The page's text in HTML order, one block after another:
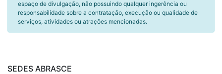
espaço de divulgação, não possuindo qualquer ingerência ou
responsabilidade sobre a contratação, execução ou qualidade de
serviços, atividades ou atrações mencionadas.
SEDES ABRASCE